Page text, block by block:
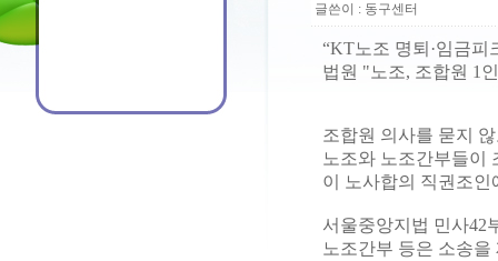
글쓴이 : 동구센터
“KT노조 명퇴·임금피
법원 "노조, 조합원 1
조합원 의사를 묻지
노조와 노조간부들이
이 노사합의 직권조
서울중앙지법 민사42
노조간부 등은 소송